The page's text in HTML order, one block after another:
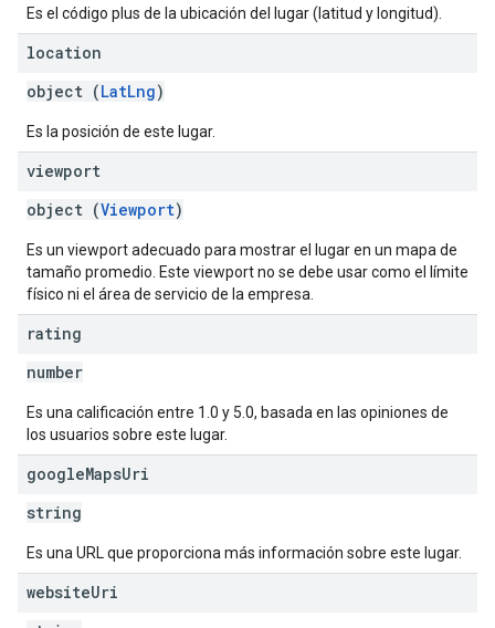
Es el código plus de la ubicación del lugar (latitud y longitud).
location
object (LatLng)
Es la posición de este lugar.
viewport
object (Viewport)
Es un viewport adecuado para mostrar el lugar en un mapa de
tamaño promedio. Este viewport no se debe usar como el límite
físico ni el área de servicio de la empresa.
rating
number
Es una calificación entre 1.0 y 5.0, basada en las opiniones de
los usuarios sobre este lugar.
googleMapsUri
string
Es una URL que proporciona más información sobre este lugar.
websiteUri